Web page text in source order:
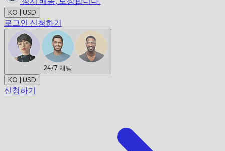
KO | USD
로그인 신청하기
24/7 채팅
KO | USD
신청하기